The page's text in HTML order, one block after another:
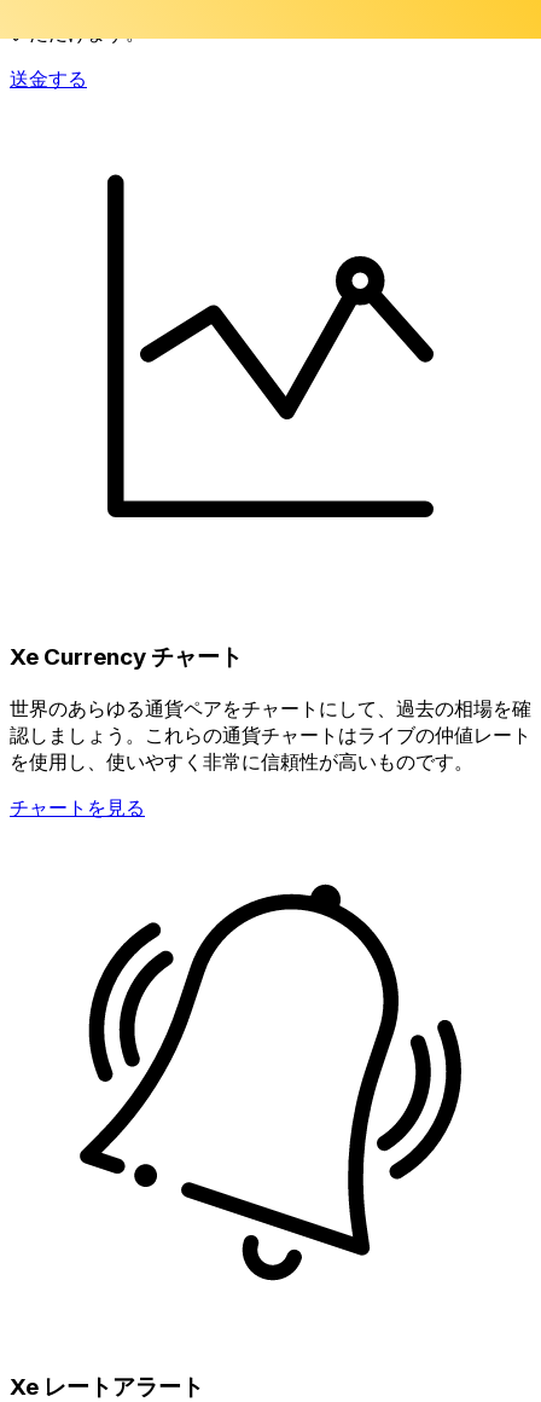
送金する
Xe Currency チャート
世界のあらゆる通貨ペアをチャートにして、過去の相場を確
認しましょう。これらの通貨チャートはライブの仲値レート
を使用し、使いやすく非常に信頼性が高いものです。
チャートを見る
Xe レートアラート